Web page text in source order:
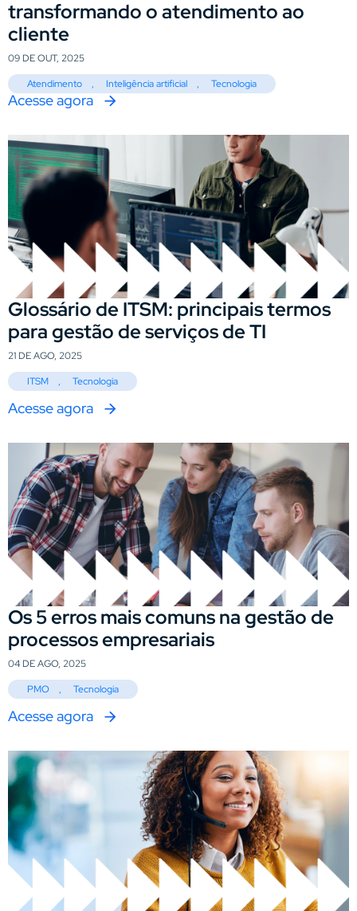
transformando o atendimento ao
cliente
09 DE OUT, 2025
Atendimento
, Inteligência artificial , Tecnologia
Acesse agora
Glossário de ITSM: principais termos
para gestão de serviços de TI
21 DE AGO, 2025
ITSM
, Tecnologia
Acesse agora
Os 5 erros mais comuns na gestão de
processos empresariais
04 DE AGO, 2025
PMO
, Tecnologia
Acesse agora